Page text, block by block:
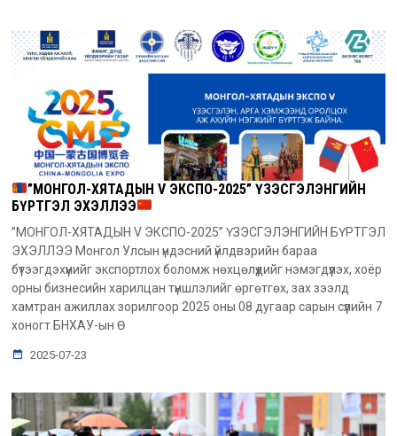
”МОНГОЛ-ХЯТАДЫН V ЭКСПО-2025” ҮЗЭСГЭЛЭНГИЙН
БҮРТГЭЛ ЭХЭЛЛЭЭ
”МОНГОЛ-ХЯТАДЫН V ЭКСПО-2025” ҮЗЭСГЭЛЭНГИЙН БҮРТГЭЛ
ЭХЭЛЛЭЭ Монгол Улсын үндэсний үйлдвэрийн бараа
бүтээгдэхүүнийг экспортлох боломж нөхцөлүүдийг нэмэгдүүлэх, хоёр
орны бизнесийн харилцан түншлэлийг өргөтгөх, зах зээлд
хамтран ажиллах зорилгоор 2025 оны 08 дугаар сарын сүүлийн 7
хоногт БНХАУ-ын Ө
2025-07-23